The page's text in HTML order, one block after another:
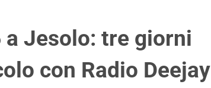
a Jesolo: tre giorni
con Radio Deejay